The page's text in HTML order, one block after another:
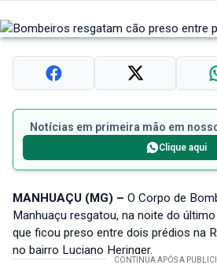
Notícias em primeira mão em
Clique aqui
MANHUAÇU (MG) – O Corpo de
Manhuaçu resgatou, na noite do
que ficou preso entre dois prédios na
no bairro Luciano Heringer.